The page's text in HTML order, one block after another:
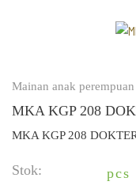
Mainan anak perempuan
MKA KGP 208
MKA KGP 208
Stok: pcs